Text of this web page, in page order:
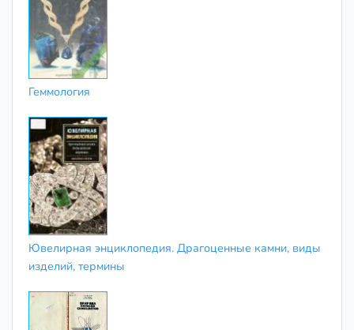
Геммология
Ювелирная энциклопедия. Драгоценные камни, виды
изделий, термины